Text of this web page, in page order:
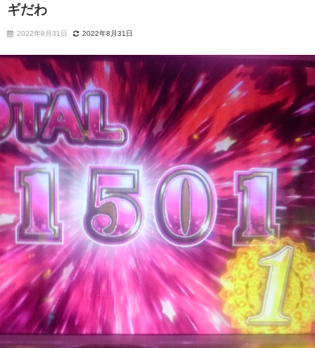
ギだわ
2022年8月31日 2022年8月31日